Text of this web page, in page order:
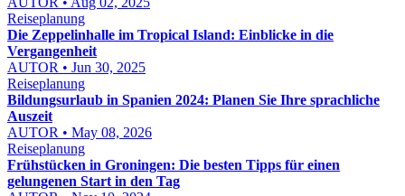
Reiseplanung
Die Zeppelinhalle im Tropical Island: Einblicke in die
Vergangenheit
AUTOR • Jun 30, 2025
Reiseplanung
Bildungsurlaub in Spanien 2024: Planen Sie Ihre sprachliche
Auszeit
AUTOR • May 08, 2026
Reiseplanung
Frühstücken in Groningen: Die besten Tipps für einen
gelungenen Start in den Tag